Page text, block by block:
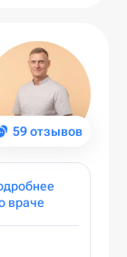
59 отзывов
враче